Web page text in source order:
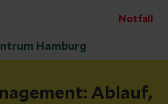
Notfall
Hamburg
Ablauf,